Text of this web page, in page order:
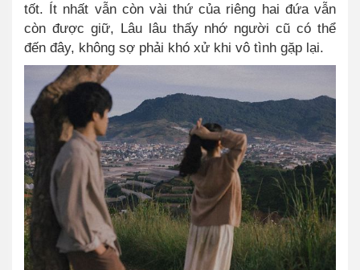
tốt. Ít nhất vẫn còn vài thứ của riêng hai đứa vẫn
còn được giữ, Lâu lâu thấy nhớ người cũ có thể
đến đây, không sợ phải khó xử khi vô tình gặp lại.